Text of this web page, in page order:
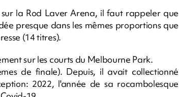
la Rod Laver Arena, il faut rappeler que
presque dans les mêmes proportions que
(14 titres).
sur les courts du Melbourne Park.
de finale). Depuis, il avait collectionné
2022, l'année de sa rocambolesque